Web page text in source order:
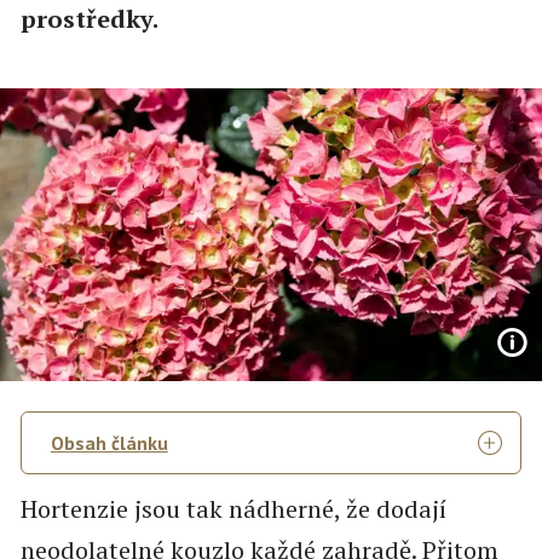
prostředky.
Obsah článku
Hortenzie jsou tak nádherné, že dodají
neodolatelné kouzlo každé zahradě. Přitom